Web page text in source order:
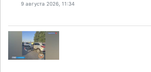
9 августа 2026, 11:34